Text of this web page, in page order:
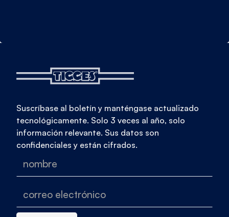
Suscríbase al boletín y manténgase actualizado
tecnológicamente. Solo 3 veces al año, solo
información relevante. Sus datos son
confidenciales y están cifrados.